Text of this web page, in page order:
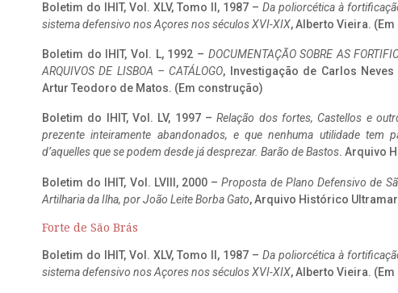
Boletim do IHIT, Vol. XLV, Tomo II, 1987 – Da poliorcética à
sistema defensivo nos Açores nos séculos XVI-XIX, Alberto Vieira.
Boletim do IHIT, Vol. L, 1992 – DOCUMENTAÇÃO SOBRE AS
ARQUIVOS DE LISBOA – CATÁLOGO, Investigação de Carlos
Artur Teodoro de Matos. (Em construção)
Boletim do IHIT, Vol. LV, 1997 –Relação dos fortes, Castellos e
prezente inteiramente abandonados, e que nenhuma utilidade tem
d’aquelles que se podem desde já desprezar. Barão de Bastos. Arquivo
Boletim do IHIT, Vol. LVIII, 2000 –Proposta de Plano Defensivo de
Artilharia da Ilha, por João Leite Borba Gato, Arquivo Histórico
Forte de São Brás
Boletim do IHIT, Vol. XLV, Tomo II, 1987 – Da poliorcética à
sistema defensivo nos Açores nos séculos XVI-XIX, Alberto Vieira.